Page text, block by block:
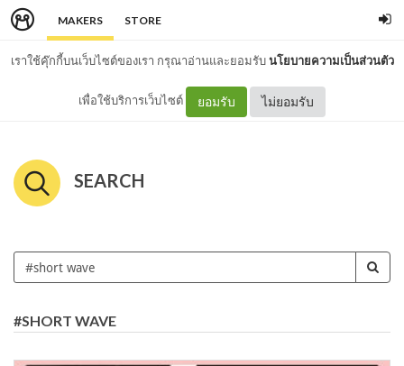
MAKERS STORE
เราใช้คุ๊กกี้บนเว็บไซต์ของเรา กรุณาอ่านและยอมรับนโยบายความเป็นส่วนตัว
เพื่อใช้บริการเว็บไซต์ ยอมรับ ไม่ยอมรับ
SEARCH
#SHORT WAVE